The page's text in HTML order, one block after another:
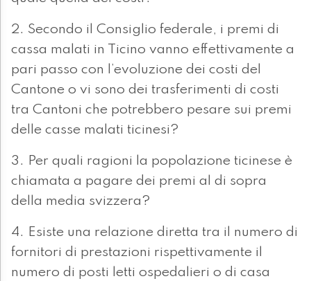
2. Secondo il Consiglio federale, i premi di
cassa malati in Ticino vanno effettivamente a
pari passo con l’evoluzione dei costi del
Cantone o vi sono dei trasferimenti di costi
tra Cantoni che potrebbero pesare sui premi
delle casse malati ticinesi?
3. Per quali ragioni la popolazione ticinese è
chiamata a pagare dei premi al di sopra
della media svizzera?
4. Esiste una relazione diretta tra il numero di
fornitori di prestazioni rispettivamente il
numero di posti letti ospedalieri o di casa